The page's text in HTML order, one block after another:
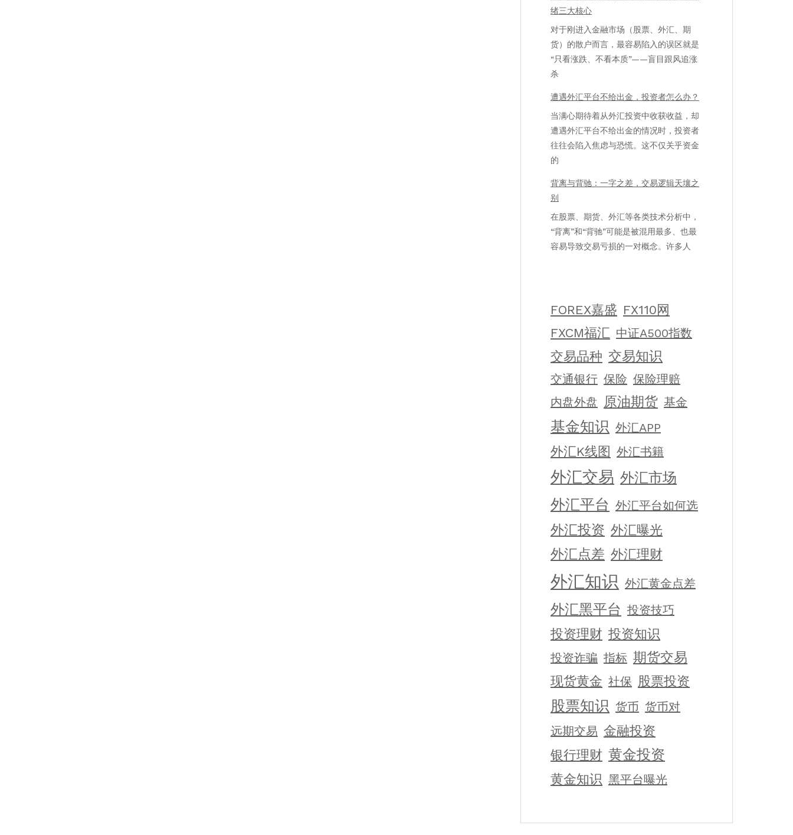
绪三大核心
对于刚进入金融市场（股票、外汇、期
货）的散户而言，最容易陷入的误区就是
“只看涨跌、不看本质”——盲目跟风追涨
杀
遭遇外汇平台不给出金，投资者怎么办？
当满心期待着从外汇投资中收获收益，却
遭遇外汇平台不给出金的情况时，投资者
往往会陷入焦虑与恐慌。这不仅关乎资金
的
背离与背驰：一字之差，交易逻辑天壤之
别
在股票、期货、外汇等各类技术分析中，
“背离”和“背驰”可能是被混用最多、也最
容易导致交易亏损的一对概念。许多人
FOREX嘉盛 FX110网
FXCM福汇 中证A500指数
交易品种 交易知识
交通银行 保险 保险理赔
内盘外盘 原油期货 基金
基金知识 外汇APP
外汇K线图 外汇书籍
外汇交易 外汇市场
外汇平台 外汇平台如何选
外汇投资 外汇曝光
外汇点差 外汇理财
外汇知识 外汇黄金点差
外汇黑平台 投资技巧
投资理财 投资知识
投资诈骗 指标 期货交易
现货黄金 社保 股票投资
股票知识 货币 货币对
远期交易 金融投资
银行理财 黄金投资
黄金知识 黑平台曝光